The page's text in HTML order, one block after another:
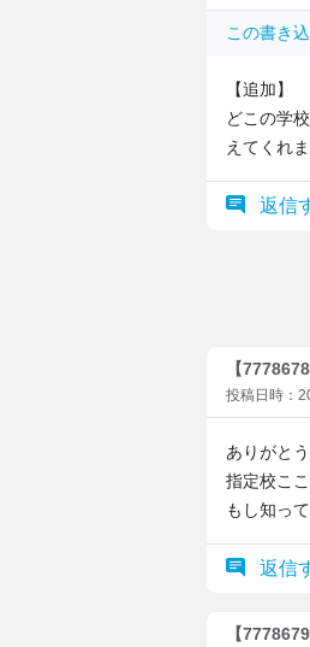
この書き
【追加】
どこの学
えてくれ
返信
【
投稿日時：
ありがと
指定校こ
もし知っ
返信
【